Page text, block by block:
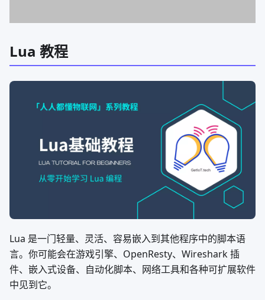
Lua 教程
Lua 是一门轻量、灵活、容易嵌入到其他程序中的脚本语
言。你可能会在游戏引擎、OpenResty、Wireshark 插
件、嵌入式设备、自动化脚本、网络工具和各种可扩展软件
中见到它。